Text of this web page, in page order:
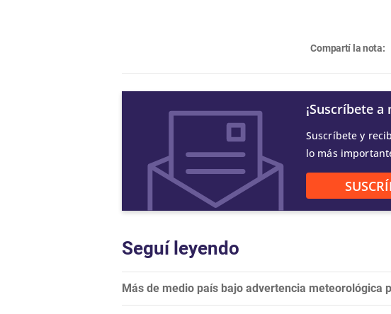
Compartí la nota:
¡Suscríbete
Suscríbete y
lo más
Seguí leyendo
Más de medio país bajo advertencia meteorológica